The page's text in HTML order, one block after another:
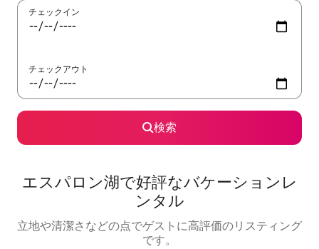
チェックイン
チェックアウト
検索
エスパロン湖で好評なバケーションレ
ンタル
立地や清潔さなどの点でゲストに高評価のリスティング
です。